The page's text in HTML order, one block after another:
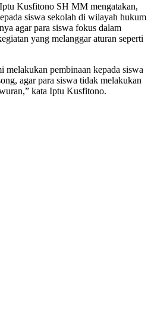
Kusfitono SH MM mengatakan,
siswa sekolah di wilayah hukum
agar para siswa fokus dalam
yang melanggar aturan seperti
melakukan pembinaan kepada siswa
agar para siswa tidak melakukan
kata Iptu Kusfitono.